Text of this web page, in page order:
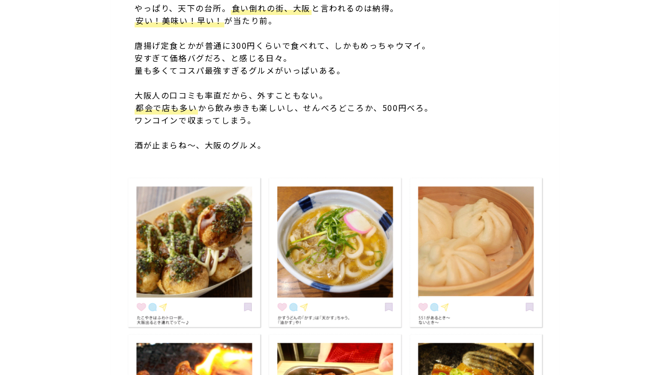
やっぱり、天下の台所。 食い倒れの街、大阪 と言われるのは納得。
安い！美味い！早い！が当たり前。
唐揚げ定食とかが普通に300円くらいで食べれて、しかもめっちゃウマイ。
安すぎて価格バグだろ、と感じる日々。
量も多くてコスパ最強すぎるグルメがいっぱいある。
大阪人の口コミも率直だから、外すこともない。
都会で店も多いから飲み歩きも楽しいし、せんべろどころか、500円べろ。
ワンコインで収まってしまう。
酒が止まらね〜、大阪のグルメ。